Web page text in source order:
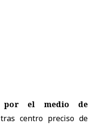
por el medio de
tras centro preciso de